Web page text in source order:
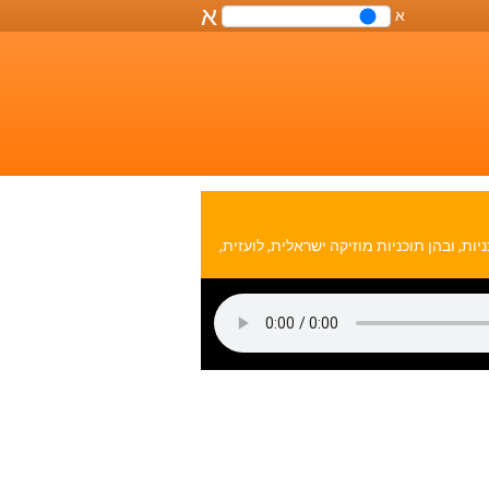
שליטה
א א
כוללים מגוון רחב של תוכניות, ובהן תוכניות מוזיקה ישראלית, לועזית,